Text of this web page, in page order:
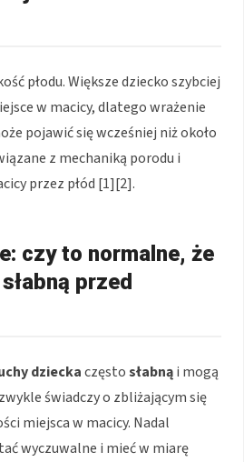
płodu. Większe dziecko szybciej
w macicy, dlatego wrażenie
pojawić się wcześniej niż około
z mechaniką porodu i
przez płód [1][2].
czy to normalne, że
przed
dzieckaczęstosłabnąi mogą
świadczy o zbliżającym się
miejsca w macicy. Nadal
wyczuwalne i mieć w miarę